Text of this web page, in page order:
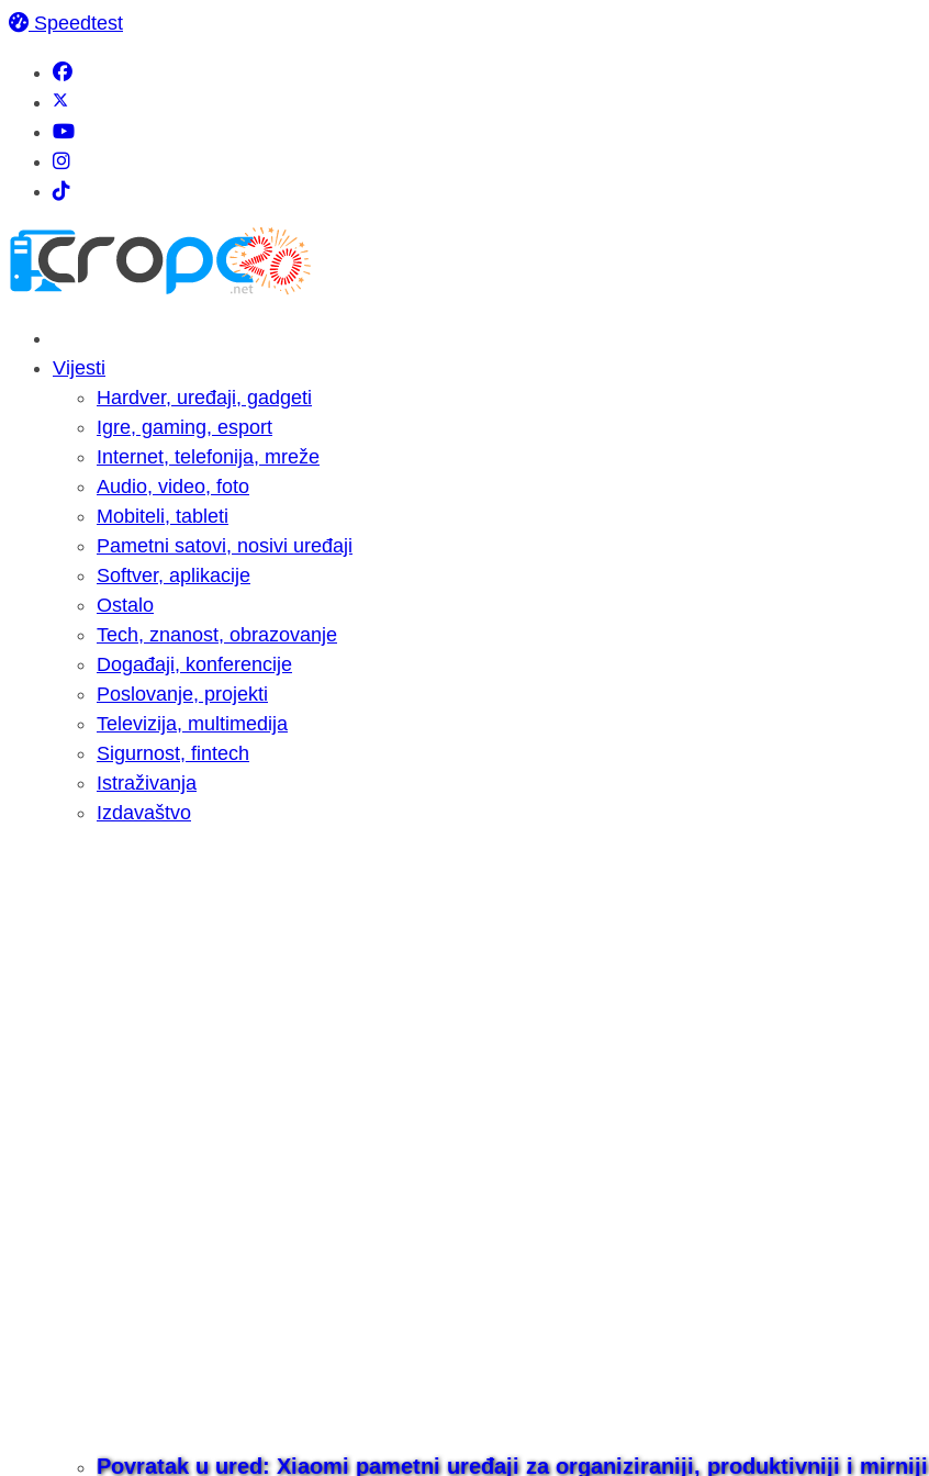
Speedtest
Vijesti
Hardver, uređaji, gadgeti
Igre, gaming, esport
Internet, telefonija, mreže
Audio, video, foto
Mobiteli, tableti
Pametni satovi, nosivi uređaji
Softver, aplikacije
Ostalo
Tech, znanost, obrazovanje
Događaji, konferencije
Poslovanje, projekti
Televizija, multimedija
Sigurnost, fintech
Istraživanja
Izdavaštvo
Povratak u ured: Xiaomi pametni uređaji za organiziraniji, produktivniji i mirniji